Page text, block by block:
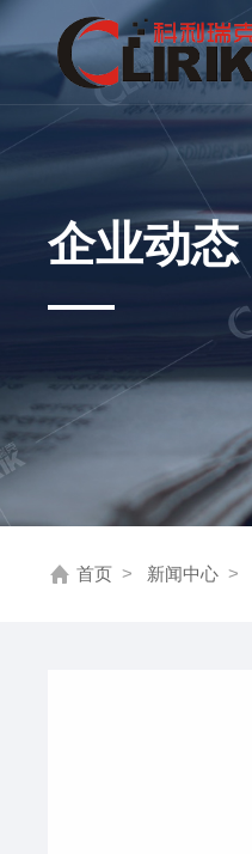
企业动态
首页 > 新闻中心 >